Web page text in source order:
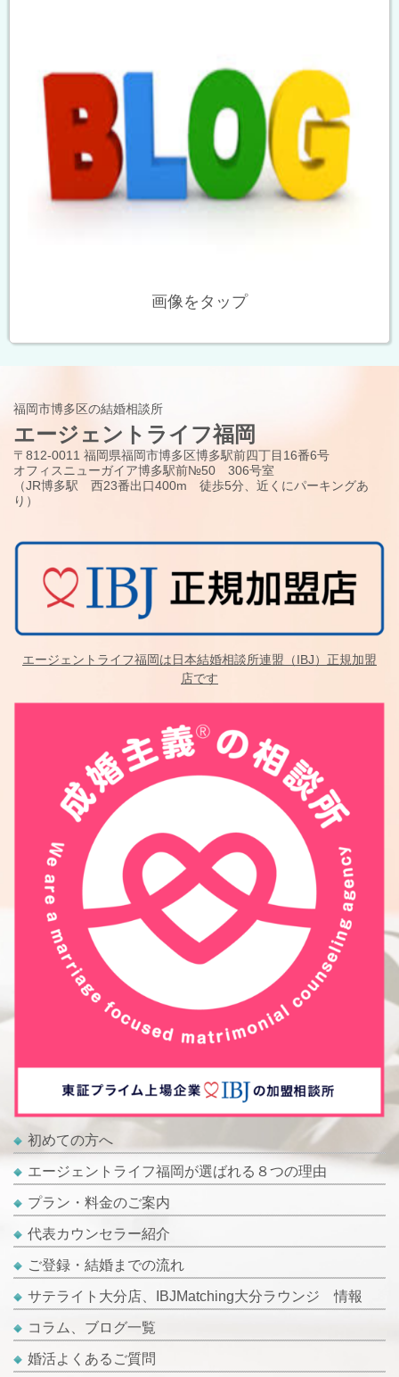
画像をタップ
福岡市博多区の結婚相談所
エージェントライフ福岡
〒812-0011 福岡県福岡市博多区博多駅前四丁目16番6号
オフィスニューガイア博多駅前№50 306号室
（JR博多駅 西23番出口400m 徒歩5分、近くにパーキングあ
り）
エージェントライフ福岡は日本結婚相談所連盟（IBJ）正規加盟
店です
初めての方へ
エージェントライフ福岡が選ばれる８つの理由
プラン・料金のご案内
代表カウンセラー紹介
ご登録・結婚までの流れ
サテライト大分店、IBJMatching大分ラウンジ 情報
コラム、ブログ一覧
婚活よくあるご質問